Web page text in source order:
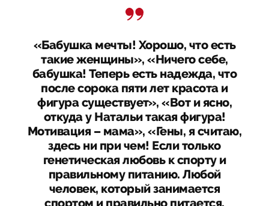
«Бабушка мечты! Хорошо, что есть
такие женщины», «Ничего себе,
бабушка! Теперь есть надежда, что
после сорока пяти лет красота и
фигура существует», «Вот и ясно,
откуда у Натальи такая фигура!
Мотивация – мама», «Гены, я считаю,
здесь ни при чем! Если только
генетическая любовь к спорту и
правильному питанию. Любой
человек, который занимается